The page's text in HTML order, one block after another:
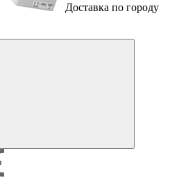
Доставка по городу